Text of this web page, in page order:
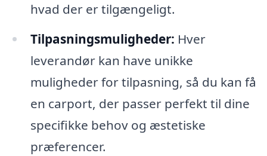
hvad der er tilgængeligt.
Tilpasningsmuligheder: Hver
leverandør kan have unikke
muligheder for tilpasning, så du kan få
en carport, der passer perfekt til dine
specifikke behov og æstetiske
præferencer.